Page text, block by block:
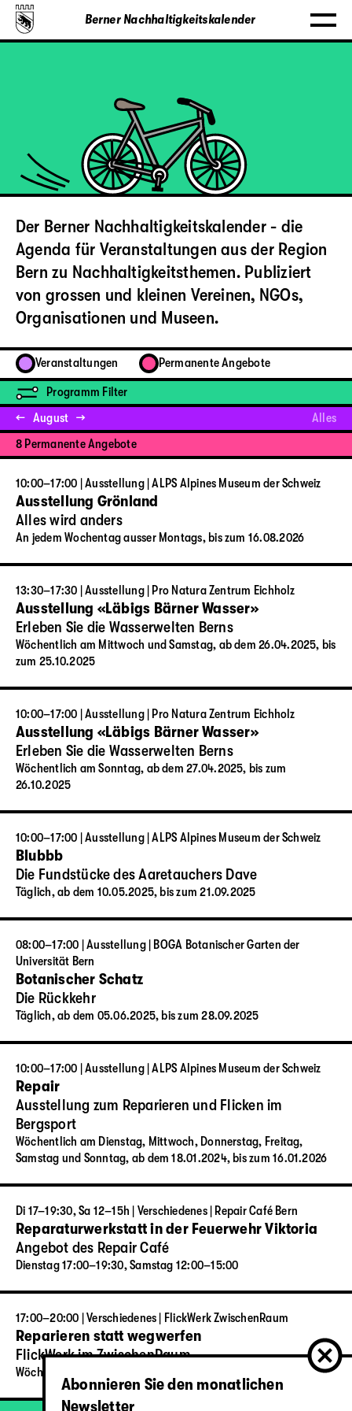
Berner Nachhaltigkeitskalender
Der Berner Nachhaltigkeitskalender - die
Agenda für Veranstaltungen aus der Region
Bern zu Nachhaltigkeitsthemen. Publiziert
von grossen und kleinen Vereinen, NGOs,
Organisationen und Museen.
Veranstaltungen Permanente Angebote
Programm Filter
← August →
Alles
8 Permanente Angebote
10:00–17:00 | Ausstellung | ALPS Alpines Museum der Schweiz
Ausstellung Grönland
Alles wird anders
An jedem Wochentag ausser Montags, bis zum 16.08.2026
13:30–17:30 | Ausstellung | Pro Natura Zentrum Eichholz
Ausstellung «Läbigs Bärner Wasser»
Erleben Sie die Wasserwelten Berns
Wöchentlich am Mittwoch und Samstag, ab dem 26.04.2025, bis
zum 25.10.2025
10:00–17:00 | Ausstellung | Pro Natura Zentrum Eichholz
Ausstellung «Läbigs Bärner Wasser»
Erleben Sie die Wasserwelten Berns
Wöchentlich am Sonntag, ab dem 27.04.2025, bis zum
26.10.2025
10:00–17:00 | Ausstellung | ALPS Alpines Museum der Schweiz
Blubbb
Die Fundstücke des Aaretauchers Dave
Täglich, ab dem 10.05.2025, bis zum 21.09.2025
08:00–17:00 | Ausstellung | BOGA Botanischer Garten der
Universität Bern
Botanischer Schatz
Die Rückkehr
Täglich, ab dem 05.06.2025, bis zum 28.09.2025
10:00–17:00 | Ausstellung | ALPS Alpines Museum der Schweiz
Repair
Ausstellung zum Reparieren und Flicken im
Bergsport
Wöchentlich am Dienstag, Mittwoch, Donnerstag, Freitag,
Samstag und Sonntag, ab dem 18.01.2024, bis zum 16.01.2026
Di 17–19:30, Sa 12–15h | Verschiedenes | Repair Café Bern
Reparaturwerkstatt in der Feuerwehr Viktoria
Angebot des Repair Café
Dienstag 17:00–19:30, Samstag 12:00–15:00
17:00–20:00 | Verschiedenes | FlickWerk ZwischenRaum
Reparieren statt wegwerfen
FlickWerk im ZwischenRaum
Wöchentlich am Montag, ab dem 28.10.2024
Abonnieren Sie den monatlichen
Newsletter